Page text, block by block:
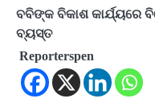
ବବିଙ୍କ ବିକାଶ କାର୍ଯ୍ୟରେ
ବ୍ୟସ୍ତ
Reporterspen